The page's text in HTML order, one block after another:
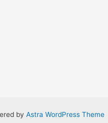
by Astra WordPress Theme